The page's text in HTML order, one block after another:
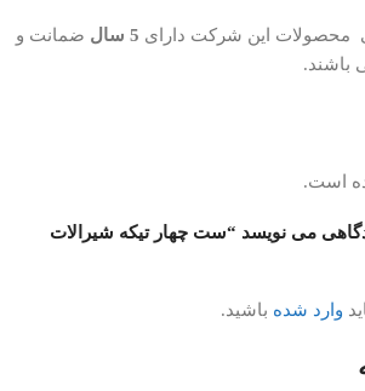
محصولات این شرکت دارای 5 سال
ضمانت و
است.
می نویسد “ست چهار تیکه شیرالات
وارد شده باشید.